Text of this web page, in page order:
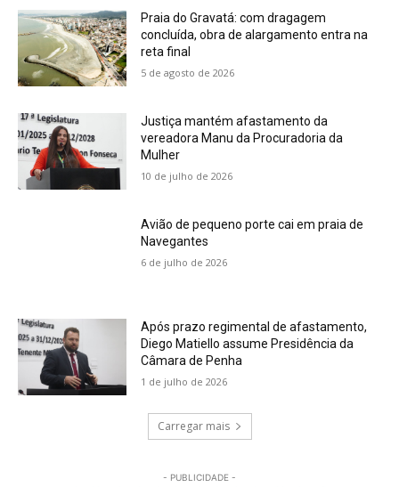
Praia do Gravatá: com dragagem
concluída, obra de alargamento entra na
reta final
5 de agosto de 2026
Justiça mantém afastamento da
vereadora Manu da Procuradoria da
Mulher
10 de julho de 2026
Avião de pequeno porte cai em praia de
Navegantes
6 de julho de 2026
Após prazo regimental de afastamento,
Diego Matiello assume Presidência da
Câmara de Penha
1 de julho de 2026
Carregar mais
- PUBLICIDADE -